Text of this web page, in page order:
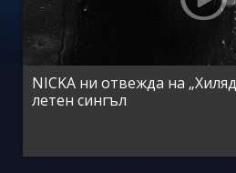
NICKA ни отвежда на
летен сингъл